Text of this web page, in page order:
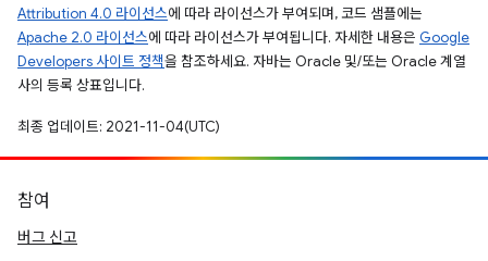
Attribution 4.0 라이선스에 따라 라이선스가 부여되며, 코드 샘플에는
Apache 2.0 라이선스에 따라 라이선스가 부여됩니다. 자세한 내용은 Google
Developers 사이트 정책을 참조하세요. 자바는 Oracle 및/또는 Oracle 계열
사의 등록 상표입니다.
최종 업데이트: 2021-11-04(UTC)
참여
버그 신고